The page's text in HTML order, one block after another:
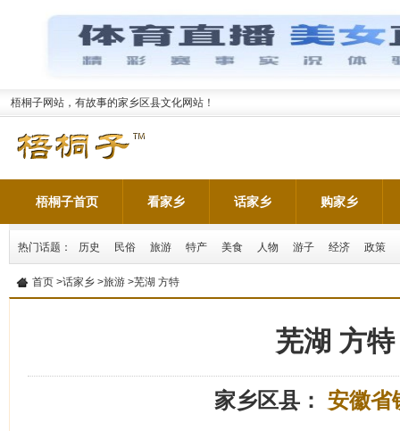
梧桐子网站，有故事的家乡区县文化网站！
梧桐子首页 看家乡 话家乡 购家乡
热门话题： 历史 民俗 旅游 特产 美食 人物 游子 经济 政策
首页 >话家乡 >旅游 >芜湖 方特
芜湖 方特
家乡区县： 安徽省